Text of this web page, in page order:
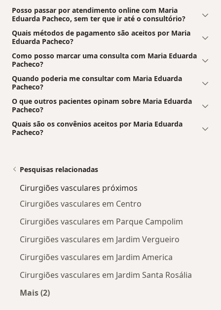
Posso passar por atendimento online com Maria
Eduarda Pacheco, sem ter que ir até o consultório?
Quais métodos de pagamento são aceitos por Maria
Eduarda Pacheco?
Como posso marcar uma consulta com Maria Eduarda
Pacheco?
Quando poderia me consultar com Maria Eduarda
Pacheco?
O que outros pacientes opinam sobre Maria Eduarda
Pacheco?
Quais são os convênios aceitos por Maria Eduarda
Pacheco?
Pesquisas relacionadas
Cirurgiões vasculares próximos
Cirurgiões vasculares em Centro
Cirurgiões vasculares em Parque Campolim
Cirurgiões vasculares em Jardim Vergueiro
Cirurgiões vasculares em Jardim America
Cirurgiões vasculares em Jardim Santa Rosália
Mais (2)